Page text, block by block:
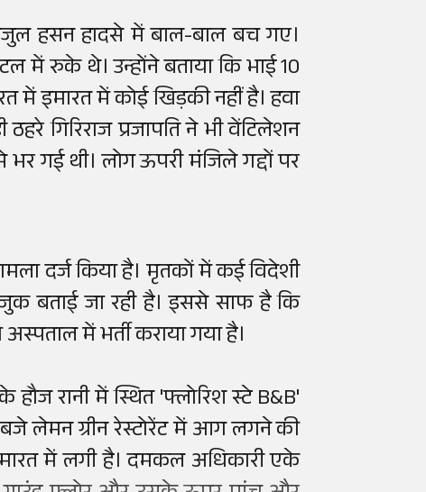
हसन हादसे में बाल-बाल बच गए।
में रुके थे। उन्होंने बताया कि भाई 10
में इमारत में कोई खिड़की नहीं है। हवा
गिरिराज प्रजापति ने भी वेंटिलेशन
गई थी। लोग ऊपरी मंजिले गद्दों पर
दर्ज किया है। मृतकों में कई विदेशी
बताई जा रही है। इससे साफ है कि
में भर्ती कराया गया है।
रानी में स्थित 'फ्लोरिश स्टे B&B'
लेमन ग्रीन रेस्टोरेंट में आग लगने की
में लगी है। दमकल अधिकारी एके